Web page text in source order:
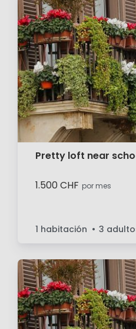
Pretty loft near
1.500 CHF por mes
1 habitación 3